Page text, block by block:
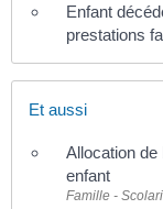
Enfant
prestations
Et aussi
Allocation de
enfant
Famille -